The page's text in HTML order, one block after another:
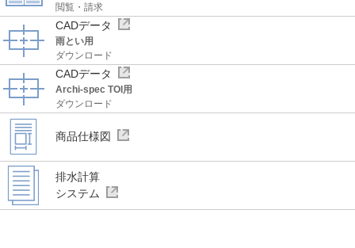
閲覧・請求
CADデータ
雨とい用
ダウンロード
CADデータ
Archi-spec TOI用
ダウンロード
商品仕様図
排水計算
システム